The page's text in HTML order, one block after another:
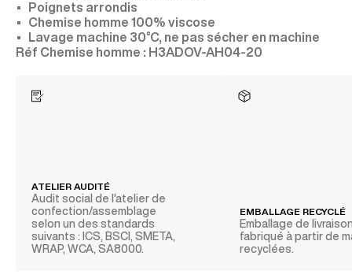
Poignets arrondis
Chemise homme 100% viscose
Lavage machine 30°C, ne pas sécher en machine
H3ADOV-AH04-20
ATELIER AUDITÉ
Audit social de l'atelier de
confection/assemblage
selon un des standards
suivants : ICS, BSCI, SMETA,
WRAP, WCA, SA8000.
EMBALLAGE RECYCLÉ
Emballage de
fabriqué à partir de
recyclées.